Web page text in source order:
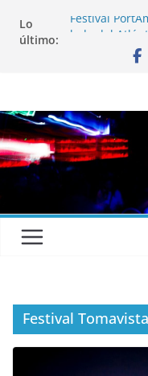
Lo
último:
Festival
El Atlantic
Entrevista a
Entrevista a
Festival